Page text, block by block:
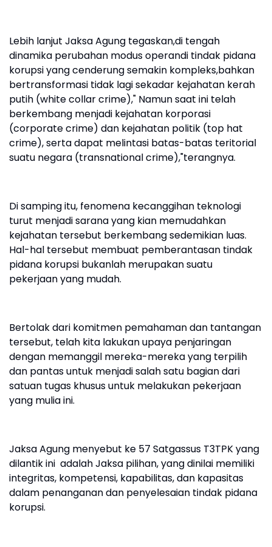
Lebih lanjut Jaksa Agung tegaskan,di tengah
dinamika perubahan modus operandi tindak pidana
korupsi yang cenderung semakin kompleks,bahkan
bertransformasi tidak lagi sekadar kejahatan kerah
putih (white collar crime)," Namun saat ini telah
berkembang menjadi kejahatan korporasi
(corporate crime) dan kejahatan politik (top hat
crime), serta dapat melintasi batas-batas teritorial
suatu negara (transnational crime),"terangnya.
Di samping itu, fenomena kecanggihan teknologi
turut menjadi sarana yang kian memudahkan
kejahatan tersebut berkembang sedemikian luas.
Hal-hal tersebut membuat pemberantasan tindak
pidana korupsi bukanlah merupakan suatu
pekerjaan yang mudah.
Bertolak dari komitmen pemahaman dan tantangan
tersebut, telah kita lakukan upaya penjaringan
dengan memanggil mereka-mereka yang terpilih
dan pantas untuk menjadi salah satu bagian dari
satuan tugas khusus untuk melakukan pekerjaan
yang mulia ini.
Jaksa Agung menyebut ke 57 Satgassus T3TPK yang
dilantik ini adalah Jaksa pilihan, yang dinilai memiliki
integritas, kompetensi, kapabilitas, dan kapasitas
dalam penanganan dan penyelesaian tindak pidana
korupsi.